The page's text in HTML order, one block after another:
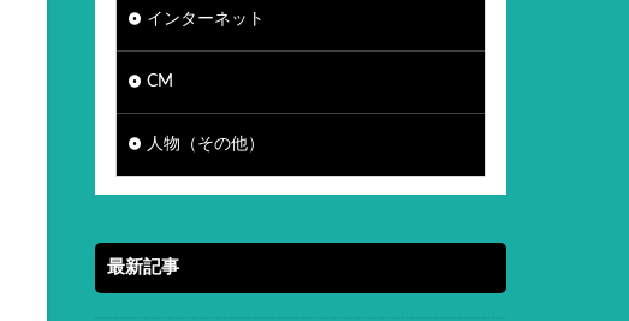
インターネット
CM
人物（その他）
最新記事